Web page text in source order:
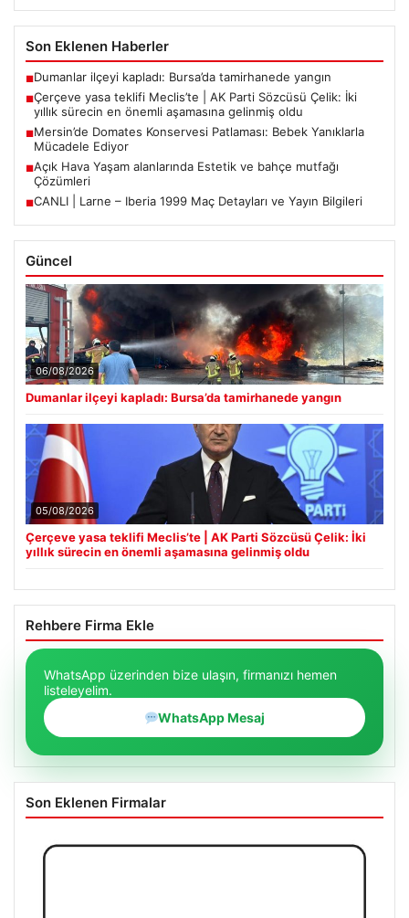
Son Eklenen Haberler
■Dumanlar ilçeyi kapladı: Bursa’da tamirhanede yangın
■Çerçeve yasa teklifi Meclis’te | AK Parti Sözcüsü Çelik: İki
yıllık sürecin en önemli aşamasına gelinmiş oldu
■Mersin’de Domates Konservesi Patlaması: Bebek Yanıklarla
Mücadele Ediyor
■Açık Hava Yaşam alanlarında Estetik ve bahçe mutfağı
Çözümleri
■CANLI | Larne – Iberia 1999 Maç Detayları ve Yayın Bilgileri
Güncel
06/08/2026
Dumanlar ilçeyi kapladı: Bursa’da tamirhanede yangın
05/08/2026
Çerçeve yasa teklifi Meclis’te | AK Parti Sözcüsü Çelik: İki
yıllık sürecin en önemli aşamasına gelinmiş oldu
Rehbere Firma Ekle
WhatsApp üzerinden bize ulaşın, firmanızı hemen
listeleyelim.
WhatsApp Mesaj
Son Eklenen Firmalar